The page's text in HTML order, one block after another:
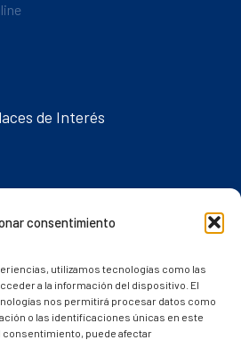
consentimiento
utilizamos tecnologías como las
a la información del dispositivo. El
nos permitirá procesar datos como
o las identificaciones únicas en este
puede afectar
de Interés